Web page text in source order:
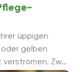
üppigen
gelben
Zwar